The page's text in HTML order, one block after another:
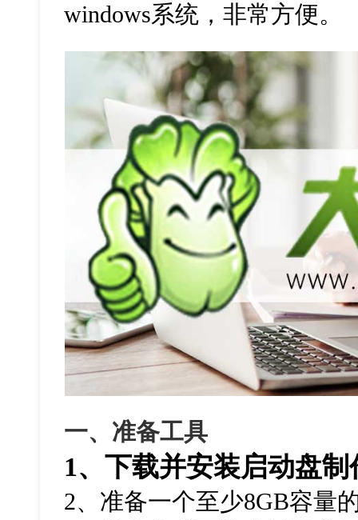
windows系统，非常方便。
一、准备工具
1、下载并安装启动盘
2、准备一个至少8GB容量